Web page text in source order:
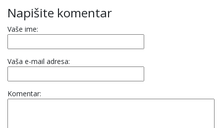
Napišite komentar
Vaše ime:
Vaša e-mail adresa:
Komentar: